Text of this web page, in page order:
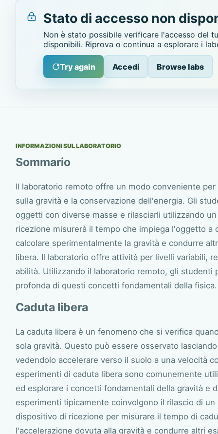
Stato di accesso non
Non è stato possibile verificare l'accesso del
disponibili. Riprova o continua a esplorare i
Try again Accedi Browse labs
INFORMAZIONI SUL LABORATORIO
Sommario
Il laboratorio remoto offre un modo conveniente
sulla gravità e la conservazione dell'energia. Gli
oggetti con diverse masse e rilasciarli utilizzando
ricezione misurerà il tempo che impiega l'oggetto
calcolare sperimentalmente la gravità e condurre
libera. Il laboratorio offre attività per livelli variabili,
abilità. Utilizzando il laboratorio remoto, gli
profonda di questi concetti fondamentali della fisica.
Caduta libera
La caduta libera è un fenomeno che si verifica
sola gravità. Questo può essere osservato
vedendolo accelerare verso il suolo a una velocità
esperimenti di caduta libera sono comunemente
ed esplorare i concetti fondamentali della gravità e
esperimenti tipicamente coinvolgono il rilascio di
dispositivo di ricezione per misurare il tempo di
l'accelerazione dovuta alla gravità e condurre altri